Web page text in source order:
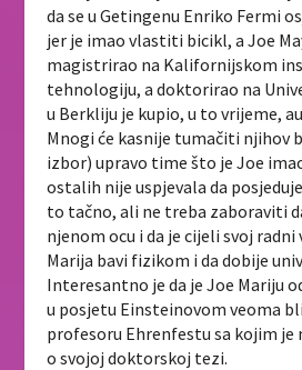
da se u Getingenu Enriko Fermi
jer je imao vlastiti bicikl, a Joe
magistrirao na Kalifornijskom
tehnologiju, a doktorirao na
u Berkliju je kupio, u to vrijeme,
Mnogi će kasnije tumačiti njihov
izbor) upravo time što je Joe
ostalih nije uspjevala da
to tačno, ali ne treba zaboraviti
njenom ocu i da je cijeli svoj radni
Marija bavi fizikom i da dobije
Interesantno je da je Joe Mariju
u posjetu Einsteinovom veoma
profesoru Ehrenfestu sa kojim je
o svojoj doktorskoj tezi.